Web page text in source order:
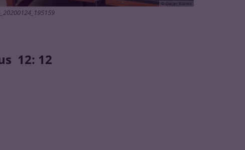
© Dieter Rütten
12: 12